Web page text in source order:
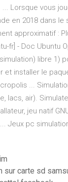
Lorsque vous
en 2018 dans le
approximatif :
fr] - Doc Ubuntu
libre 1)
et installer le
...
lacs, air).
jeu natif
Jeux pc
sur carte sd